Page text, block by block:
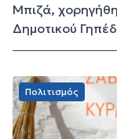
Μπιζά,
Δημοτικού
Πολιτισμός